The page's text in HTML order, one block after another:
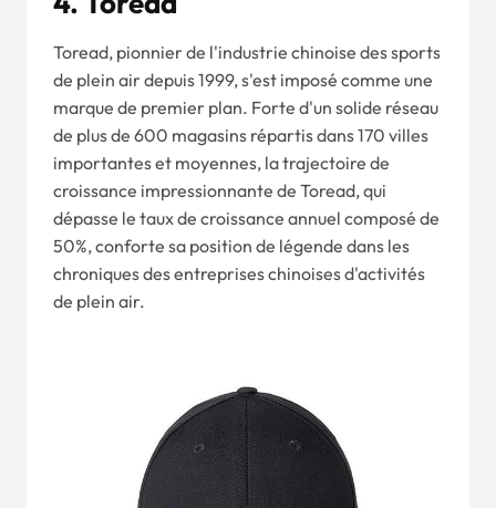
Toread, pionnier de l'industrie chinoise des sports
de plein air depuis 1999, s'est imposé comme une
marque de premier plan. Forte d'un solide réseau
de plus de 600 magasins répartis dans 170 villes
importantes et moyennes, la trajectoire de
croissance impressionnante de Toread, qui
dépasse le taux de croissance annuel composé de
50%, conforte sa position de légende dans les
chroniques des entreprises chinoises d'activités
de plein air.